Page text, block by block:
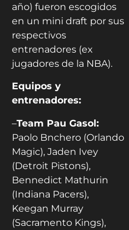
año) fueron escogidos
en un mini draft por sus
respectivos
entrenadores (ex
jugadores de la NBA).
Equipos y
entrenadores:
–Team Pau Gasol:
Paolo Bnchero (Orlando
Magic), Jaden Ivey
(Detroit Pistons),
Bennedict Mathurin
(Indiana Pacers),
Keegan Murray
(Sacramento Kings),